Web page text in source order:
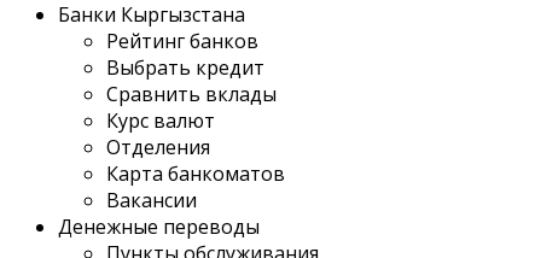
Банки Кыргызстана
Рейтинг банков
Выбрать кредит
Сравнить вклады
Курс валют
Отделения
Карта банкоматов
Вакансии
Денежные переводы